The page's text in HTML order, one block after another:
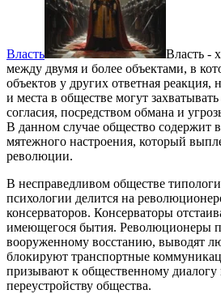
Власть
Власть -
между двумя и более объектами, в
объектов у других ответная реакция,
и места в обществе могут
согласия, посредством обмана и
В данном случае общество содержит
мятежного настроения, который
революции.
В несправедливом обществе
психологии делится на
консерваторов. Консерваторы
имеющегося бытия. Революционеры
вооруженному восстанию, выводят
блокируют транспортные
призывают к общественному
переустройству общества.